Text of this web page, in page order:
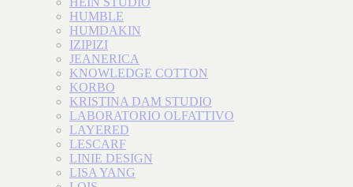
HUMBLE
HUMDAKIN
IZIPIZI
JEANERICA
KNOWLEDGE COTTON
KORBO
KRISTINA DAM STUDIO
LABORATORIO OLFATTIVO
LAYERED
LESCARF
LINIE DESIGN
LISA YANG